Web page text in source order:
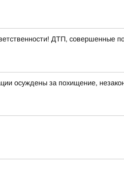
ДТП, совершенные по
осуждены за похищение,